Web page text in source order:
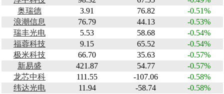
奥瑞德
3.91 76.82
-0.51%
浪潮信息
76.79 44.13
-0.53%
瑞丰光电
5.53 58.68
-0.54%
福蓉科技
9.15 65.52
-0.54%
极米科技
66.70 35.63
-0.57%
新易盛
421.87 54.77
-0.57%
龙芯中科
111.55 -107.06
-0.58%
纬达光电
11.94 -58.74
-0.58%